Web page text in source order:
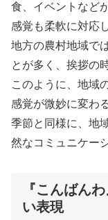
食、イベントなど
感覚も柔軟に対応
地方の農村地域で
とが多く、挨拶の
このように、地域
感覚が微妙に変わ
季節と同様に、地
然なコミュニケー
『こんばん
い表現